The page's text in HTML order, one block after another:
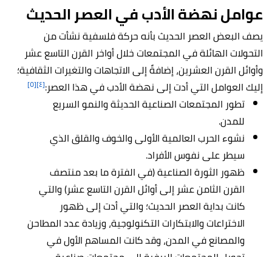
عوامل نهضة الأدب في العصر الحديث
يصف البعض العصر الحديث بأنه حركة فلسفية نشأت من
التحولات الهائلة في المجتمعات خلال أواخر القرن التاسع عشر
وأوائل القرن العشرين، إضافةً إلى الاتجاهات والتغيرات الثقافية؛
إليك العوامل التي أدت إلى نهضة الأدب في هذا العصر:[٤] [٥]
تطور المجتمعات الصناعية الحديثة والنمو السريع
للمدن.
نشوء الحرب العالمية الأولى والخوف والقلق الذي
سيطر على نفوس الأفراد.
ظهور الثورة الصناعية (في الفترة ما بعد منتصف
القرن الثامن عشر إلى أوائل القرن التاسع عشر) والتي
كانت بداية العصر الحديث؛ والتي أدت إلى ظهور
الاختراعات والابتكارات التكنولوجية، وزيادة عدد المطاحن
والمصانع في المدن، وقد كانت المساهم الأول في